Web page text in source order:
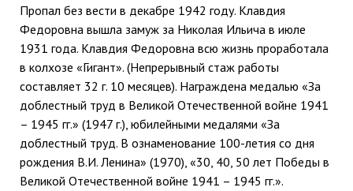
Пропал без вести в декабре 1942 году. Клавдия
Федоровна вышла замуж за Николая Ильича в июле
1931 года. Клавдия Федоровна всю жизнь проработала
в колхозе «Гигант». (Непрерывный стаж работы
составляет 32 г. 10 месяцев). Награждена медалью «За
доблестный труд в Великой Отечественной войне 1941
– 1945 гг.» (1947 г.), юбилейными медалями «За
доблестный труд. В ознаменование 100-летия со дня
рождения В.И. Ленина» (1970), «30, 40, 50 лет Победы в
Великой Отечественной войне 1941 – 1945 гг.».